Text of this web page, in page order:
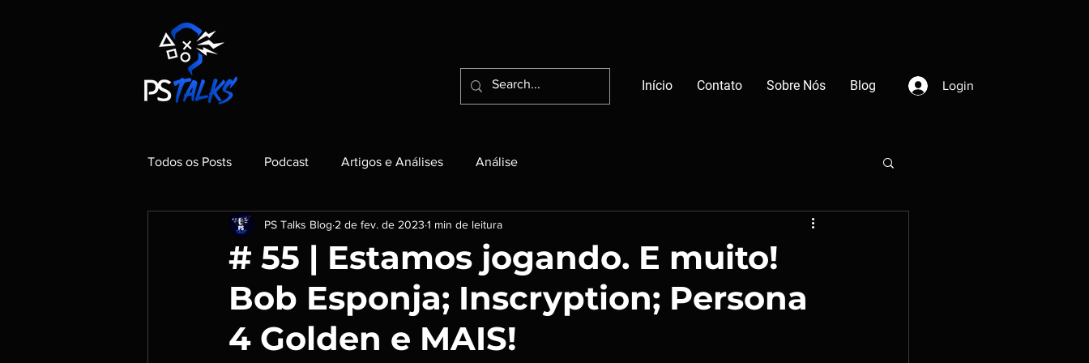
Início Contato Sobre Nós Blog Login
Todos os Posts Podcast Artigos e Análises Análise
# 55 | Estamos jogando. E muito!
Bob Esponja; Inscryption; Persona
4 Golden e MAIS!
PS Talks Blog 2 de fev. de 2023 1 min de leitura